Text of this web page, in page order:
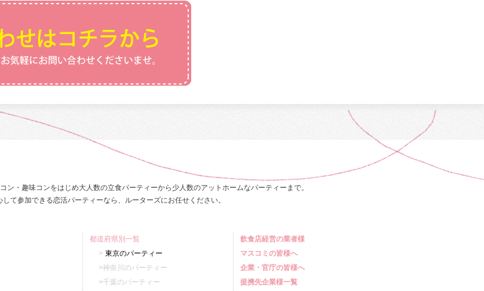
ン・趣味コンをはじめ大人数の立食パーティーから少人数のアットホームなパーティーまで。
て参加できる恋活パーティーなら、ルーターズにお任せください。
都道府県別一覧
東京のパーティー
神奈川のパーティー
千葉のパーティー
飲食店経営の業者様
マスコミの皆様へ
企業・官庁の皆様へ
提携先企業様一覧